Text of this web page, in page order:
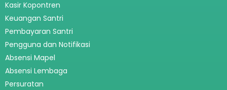
Kasir Kopontren
Keuangan Santri
Pembayaran Santri
Pengguna dan Notifikasi
Absensi Mapel
Absensi Lembaga
Persuratan